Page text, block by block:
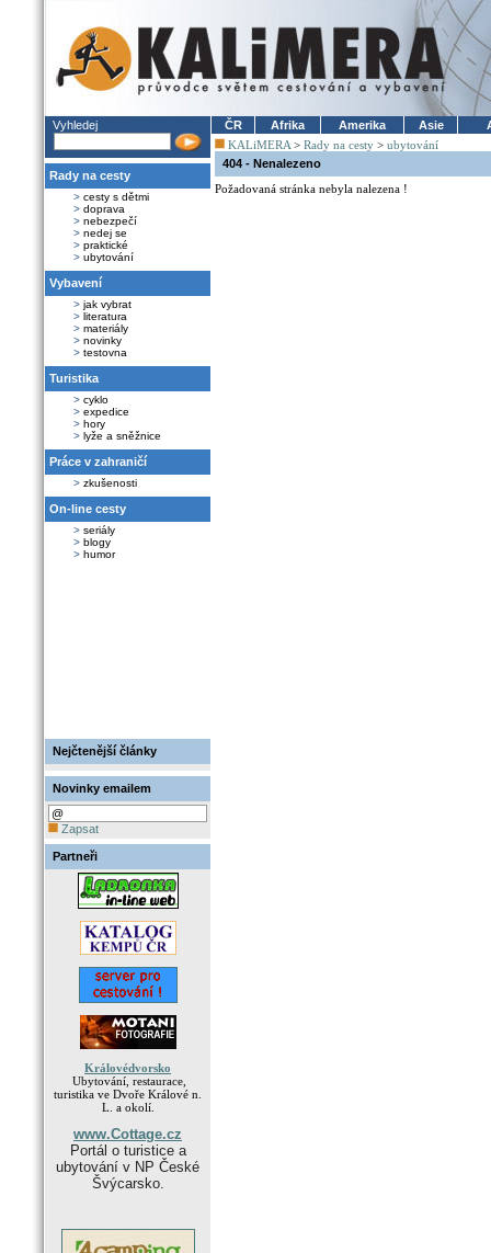
Vyhledej
Rady na cesty
> cesty s dětmi
> doprava
> nebezpečí
> nedej se
> praktické
> ubytování
Vybavení
> jak vybrat
> literatura
> materiály
> novinky
> testovna
Turistika
> cyklo
> expedice
> hory
> lyže a sněžnice
Práce v zahraničí
> zkušenosti
On-line cesty
> seriály
> blogy
> humor
Nejčtenější články
Novinky emailem
Zapsat
Partneři
Královédvorsko
Ubytování, restaurace,
turistika ve Dvoře Králové n.
L. a okolí.
www.Cottage.cz
Portál o turistice a
ubytování v NP České
Švýcarsko.
ČR Afrika Amerika Asie
KALiMERA > Rady na cesty > ubytování
404 - Nenalezeno
Požadovaná stránka nebyla nalezena !